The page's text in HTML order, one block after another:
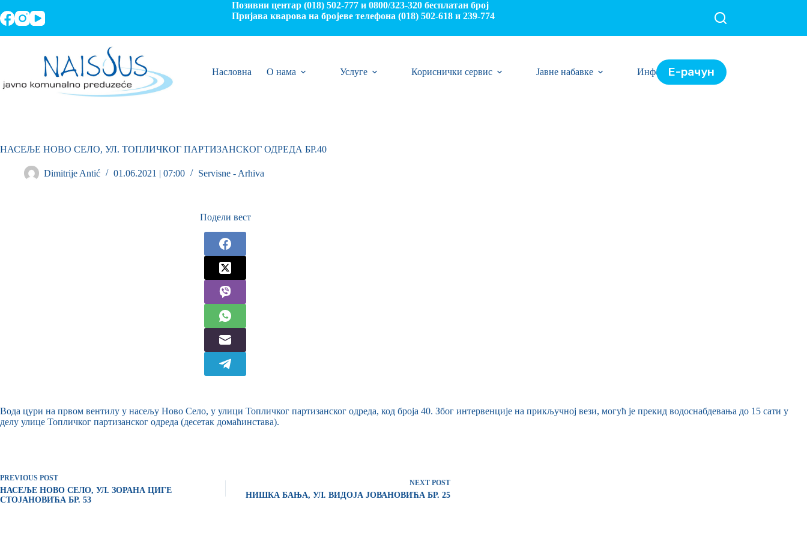
Позивни центар (018) 502-777 и 0800/323-320 бесплатан број
Пријава кварова на бројеве телефона (018) 502-618 и 239-774
Насловна О нама Услуге Кориснички сервис Јавне набавке ИнформацијеЕ-рачун
НАСЕЉЕ НОВО СЕЛО, УЛ. ТОПЛИЧКОГ ПАРТИЗАНСКОГ ОДРЕДА БР.40
Dimitrije Antić 01.06.2021 | 07:00 Servisne - Arhiva
Подели вест
Вода цури на првом вентилу у насељу Ново Село, у улици Топличког партизанског одреда, код броја 40. Због интервенције на прикључној вези, могућ је прекид водоснабдевања до 15 сати у
делу улице Топличког партизанског одреда (десетак домаћинстава).
PREVIOUS POST
НАСЕЉЕ НОВО СЕЛО, УЛ. ЗОРАНА ЦИГЕ
СТОЈАНОВИЋА БР. 53
NEXT POST
НИШКА БАЊА, УЛ. ВИДОЈА ЈОВАНОВИЋА БР. 25